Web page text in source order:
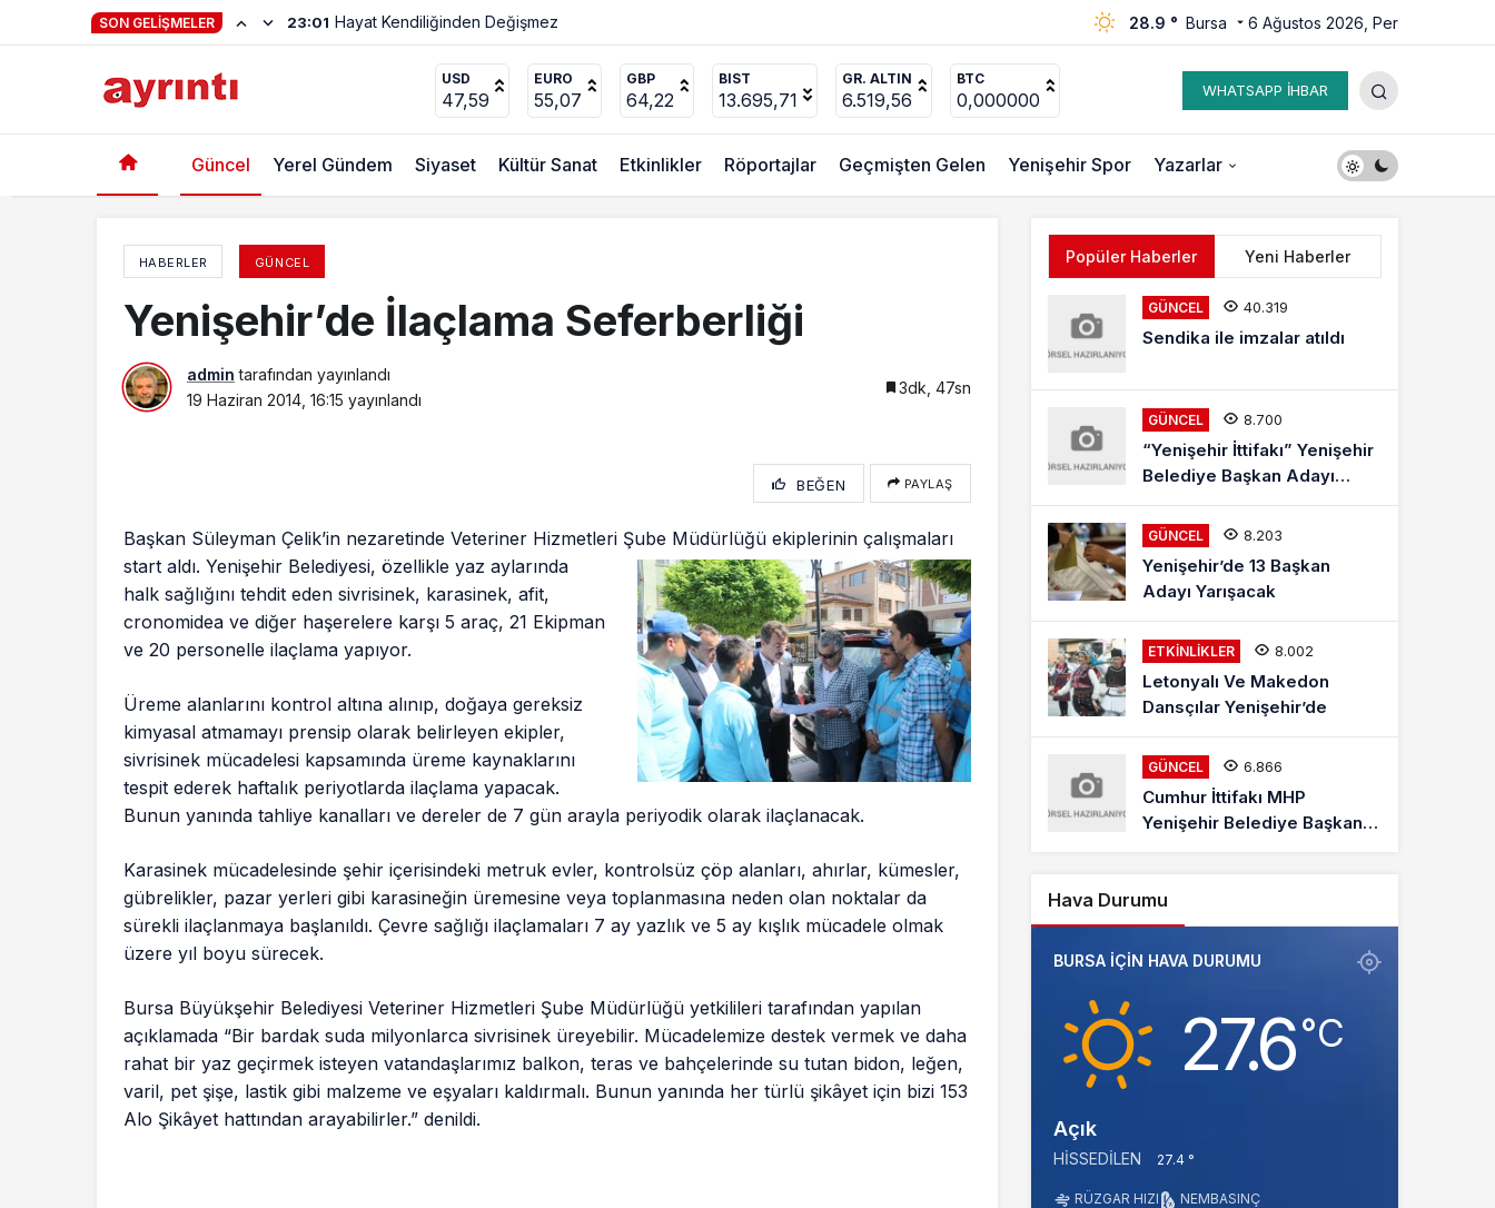
SON GELIŞMELER 22:56 Haftanın Şiiri Adnan Yücel’den 28.9 ° Bursa 6 Ağustos 2026, Per
USD
47,59
EURO
55,07
GBP
64,22
BIST
13.695,71
GR. ALTIN
6.519,56
BTC
0,000000 WHATSAPP İHBAR
Güncel Yerel Gündem Siyaset Kültür Sanat Etkinlikler Röportajlar Geçmişten Gelen Yenişehir Spor Yazarlar
HABERLER GÜNCEL
Yenişehir’de İlaçlama Seferberliği
admin tarafından yayınlandı
19 Haziran 2014, 16:15 yayınlandı
3dk, 47sn
BEĞEN PAYLAŞ
Başkan Süleyman Çelik’in nezaretinde Veteriner Hizmetleri Şube Müdürlüğü ekiplerinin çalışmaları
start aldı. Yenişehir Belediyesi, özellikle yaz aylarında
halk sağlığını tehdit eden sivrisinek, karasinek, afit,
cronomidea ve diğer haşerelere karşı 5 araç, 21 Ekipman
ve 20 personelle ilaçlama yapıyor.
Üreme alanlarını kontrol altına alınıp, doğaya gereksiz
kimyasal atmamayı prensip olarak belirleyen ekipler,
sivrisinek mücadelesi kapsamında üreme kaynaklarını
tespit ederek haftalık periyotlarda ilaçlama yapacak.
Bunun yanında tahliye kanalları ve dereler de 7 gün arayla periyodik olarak ilaçlanacak.
Karasinek mücadelesinde şehir içerisindeki metruk evler, kontrolsüz çöp alanları, ahırlar, kümesler,
gübrelikler, pazar yerleri gibi karasineğin üremesine veya toplanmasına neden olan noktalar da
sürekli ilaçlanmaya başlanıldı. Çevre sağlığı ilaçlamaları 7 ay yazlık ve 5 ay kışlık mücadele olmak
üzere yıl boyu sürecek.
Bursa Büyükşehir Belediyesi Veteriner Hizmetleri Şube Müdürlüğü yetkilileri tarafından yapılan
açıklamada “Bir bardak suda milyonlarca sivrisinek üreyebilir. Mücadelemize destek vermek ve daha
rahat bir yaz geçirmek isteyen vatandaşlarımız balkon, teras ve bahçelerinde su tutan bidon, leğen,
varil, pet şişe, lastik gibi malzeme ve eşyaları kaldırmalı. Bunun yanında her türlü şikâyet için bizi 153
Alo Şikâyet hattından arayabilirler.” denildi.
Popüler Haberler Yeni Haberler
GÜNCEL 40.319
Sendika ile imzalar atıldı
GÜNCEL 8.700
“Yenişehir İttifakı” Yenişehir
Belediye Başkan Adayı
Mehmet Kaya Röportajı
GÜNCEL 8.203
Yenişehir’de 13 Başkan
Adayı Yarışacak
ETKINLIKLER 8.002
Letonyalı Ve Makedon
Dansçılar Yenişehir’de
GÜNCEL 6.866
Cumhur İttifakı MHP
Yenişehir Belediye Başkan
Hava Durumu
BURSA IÇIN HAVA DURUMU
27.6‎°C
Açık
HISSEDILEN 27.4 °
RÜZGAR HIZI NEMBASINÇ
Milli Eğitim’de Ayaz Dönemi